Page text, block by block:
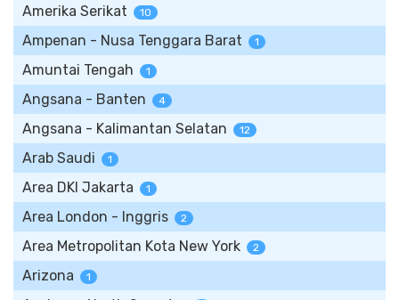
Amerika Serikat 10
Ampenan - Nusa Tenggara Barat 1
Amuntai Tengah 1
Angsana - Banten 4
Angsana - Kalimantan Selatan 12
Arab Saudi 1
Area DKI Jakarta 1
Area London - Inggris 2
Area Metropolitan Kota New York 2
Arizona 1